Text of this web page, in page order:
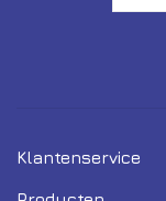
Klantenservice